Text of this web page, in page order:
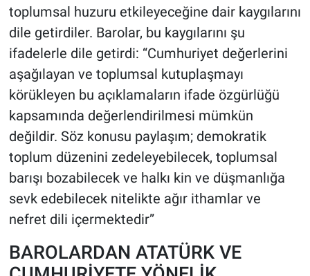
toplumsal huzuru etkileyeceğine dair kaygılarını
dile getirdiler. Barolar, bu kaygılarını şu
ifadelerle dile getirdi: “Cumhuriyet değerlerini
aşağılayan ve toplumsal kutuplaşmayı
körükleyen bu açıklamaların ifade özgürlüğü
kapsamında değerlendirilmesi mümkün
değildir. Söz konusu paylaşım; demokratik
toplum düzenini zedeleyebilecek, toplumsal
barışı bozabilecek ve halkı kin ve düşmanlığa
sevk edebilecek nitelikte ağır ithamlar ve
nefret dili içermektedir”
BAROLARDAN ATATÜRK VE